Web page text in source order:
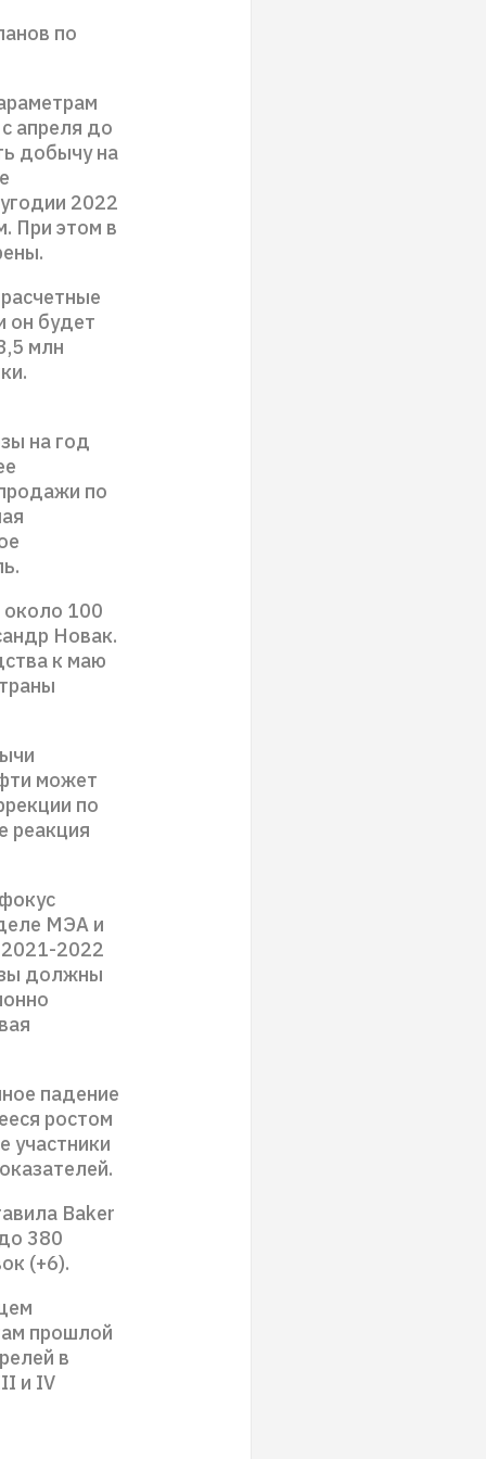
по
апреля до
добычу на
2022
При этом в
он будет
млн
на год
по
100
Новак.
к маю
может
по
реакция
МЭА и
2022
должны
падение
ростом
участники
Baker
380
(+6).
прошлой
в
и IV